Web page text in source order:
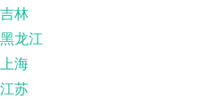
吉林
黑龙江
上海
江苏